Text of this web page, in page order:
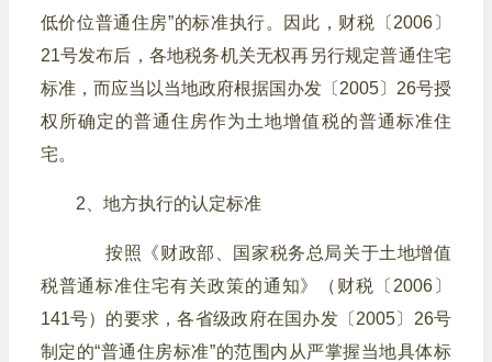
低价位普通住房”的标准执行。因此，财税〔2006〕
21号发布后，各地税务机关无权再另行规定普通住宅
标准，而应当以当地政府根据国办发〔2005〕26号授
权所确定的普通住房作为土地增值税的普通标准住
宅。
2、地方执行的认定标准
按照《财政部、国家税务总局关于土地增值
税普通标准住宅有关政策的通知》（财税〔2006〕
141号）的要求，各省级政府在国办发〔2005〕26号
制定的“普通住房标准”的范围内从严掌握当地具体标